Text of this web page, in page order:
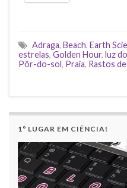
Adraga, Beach, Earth
estrelas, Golden Hour, luz
Pôr-do-sol, Praia, Rastos
1º LUGAR EM CIÊNCIA!